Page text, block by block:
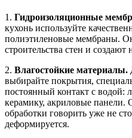
1. Гидроизоляционные
кухонь используйте
полиэтиленовые мембраны.
строительства стен и
2. Влагостойкие материалы.
выбирайте покрытия,
постоянный контакт с водой:
керамику, акриловые панели.
обработки говорить уже не
деформируется.